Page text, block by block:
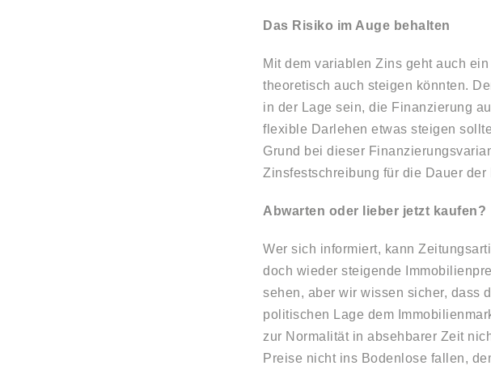
Das Risiko im Auge behalten
Mit dem variablen Zins geht auch
theoretisch auch steigen könnten.
in der Lage sein, die Finanzierung
flexible Darlehen etwas steigen
Grund bei dieser
Zinsfestschreibung für die Dauer
Abwarten oder lieber jetzt kaufen?
Wer sich informiert, kann
doch wieder steigende
sehen, aber wir wissen sicher, dass
politischen Lage dem
zur Normalität in absehbarer Zeit
Preise nicht ins Bodenlose fallen,